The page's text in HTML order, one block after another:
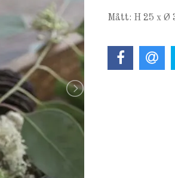
Mått: H 25 x Ø